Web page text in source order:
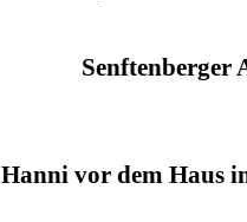
Senftenberger
Hanni vor dem Haus